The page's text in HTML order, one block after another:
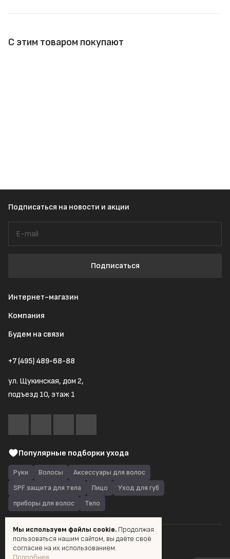
С этим товаром покупают
Подписаться на новости и акции
Подписаться
Интернет-магазин
Компания
Будем на связи
+7 (495) 489-68-88
ул. Щукинская, дом 2,
подъезд 10, этаж 1
Популярные подборки ухода
Руки Волосы
Аксессуары для волос
SPF защита для тела
Лицо
Уход для губ
приборы для волос
Тело
© 2026 Quantum Shop.ru
Мы используем файлы cookie. Продолжая
пользоваться нашим сайтом, вы даёте своё
согласие на их использованием.
Подробнее